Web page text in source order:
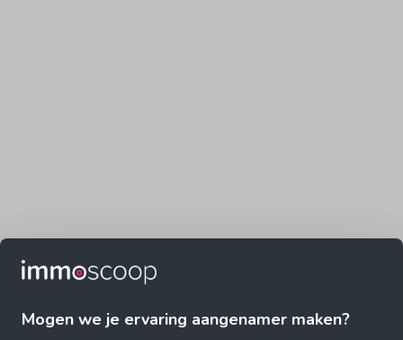
Mogen we je ervaring aangenamer maken?